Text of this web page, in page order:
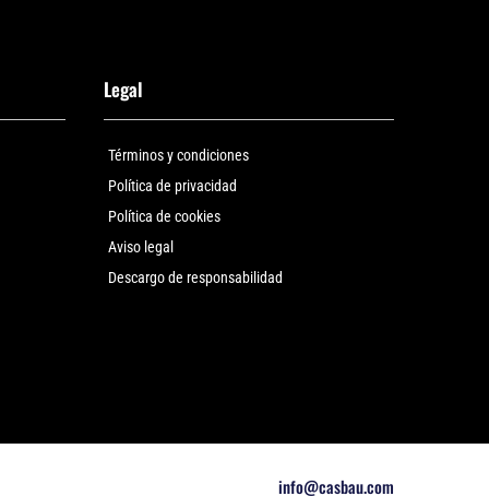
Legal
Términos y condiciones
Política de privacidad
Política de cookies
Aviso legal
Descargo de responsabilidad
info@casbau.com